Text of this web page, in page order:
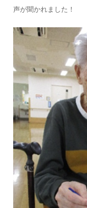
声が聞かれました！